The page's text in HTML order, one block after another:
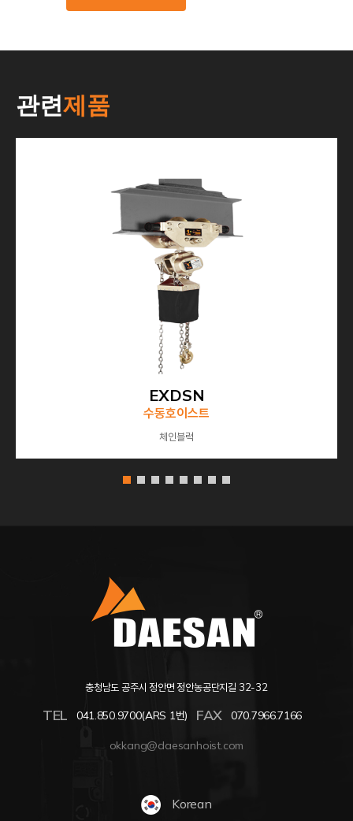
관련제품
EXDSN
수동호이스트
체인블럭
충청남도 공주시 정안면 정안농공단지길 32-32
TEL 041.850.9700(ARS 1번) FAX 070.7966.7166
okkang@daesanhoist.com
Korean